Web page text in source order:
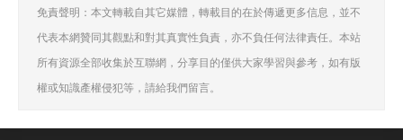
免責聲明：本文轉載自其它媒體，轉載目的在於傳遞更多信息，並不
代表本網贊同其觀點和對其真實性負責，亦不負任何法律責任。本站
所有資源全部收集於互聯網，分享目的僅供大家學習與參考，如有版
權或知識產權侵犯等，請給我們留言。